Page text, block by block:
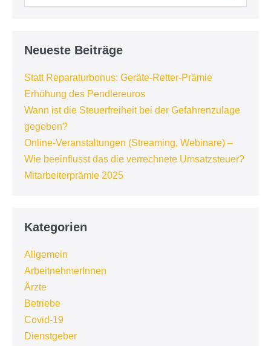
Neueste Beiträge
Statt Reparaturbonus: Geräte-Retter-Prämie
Erhöhung des Pendlereuros
Wann ist die Steuerfreiheit bei der Gefahrenzulage
gegeben?
Online-Veranstaltungen (Streaming, Webinare) –
Wie beeinflusst das die verrechnete Umsatzsteuer?
Mitarbeiterprämie 2025
Kategorien
Allgemein
ArbeitnehmerInnen
Ärzte
Betriebe
Covid-19
Dienstgeber